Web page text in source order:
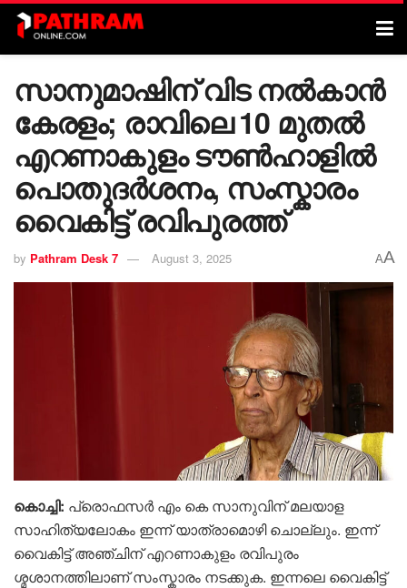
സാനുമാഷിന് വിട നൽകാൻ
കേരളം; രാവിലെ 10 മുതൽ
എറണാകുളം ടൗണ്‍ഹാളിൽ
പൊതുദര്‍ശനം, സംസ്കാരം
വൈകിട്ട് രവിപുരത്ത്
by Pathram Desk 7 August 3, 2025 AA
കൊച്ചി: പ്രൊഫസർ എം കെ സാനുവിന് മലയാള
സാഹിത്യലോകം ഇന്ന് യാത്രാമൊഴി ചൊല്ലും. ഇന്ന്
വൈകിട്ട് അഞ്ചിന് എറണാകുളം രവിപുരം
ശ്മശാനത്തിലാണ് സംസ്കാരം നടക്കുക. ഇന്നലെ വൈകിട്ട്